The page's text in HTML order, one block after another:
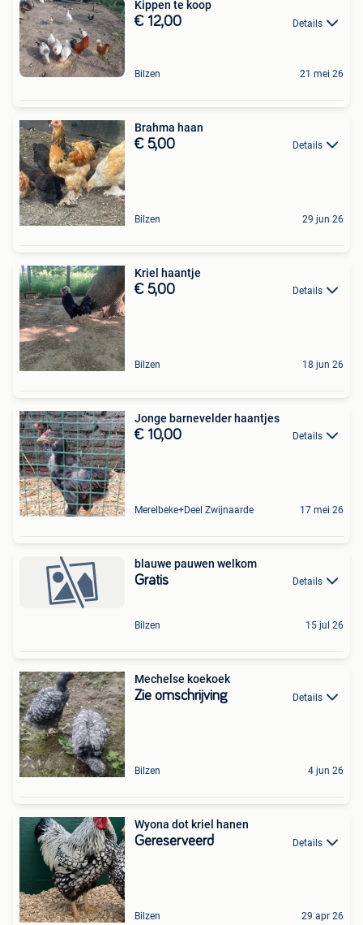
Kippen te koop
€ 12,00 Details
Bilzen 21 mei 26
Brahma haan
€ 5,00 Details
Bilzen 29 jun 26
Kriel haantje
€ 5,00 Details
Bilzen 18 jun 26
Jonge barnevelder haantjes
€ 10,00 Details
Merelbeke+Deel Zwijnaarde 17 mei 26
blauwe pauwen welkom
Gratis Details
Bilzen 15 jul 26
Mechelse koekoek
Zie omschrijving Details
Bilzen 4 jun 26
Wyona dot kriel hanen
Gereserveerd Details
Bilzen 29 apr 26